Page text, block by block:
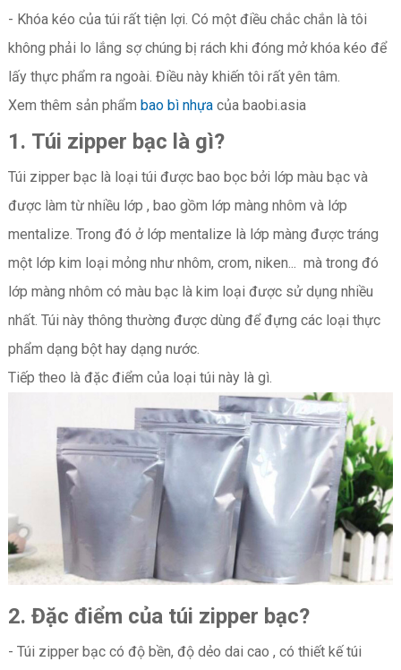
- Khóa kéo của túi rất tiện lợi. Có một điều chắc chắn là tôi
không phải lo lắng sợ chúng bị rách khi đóng mở khóa kéo để
lấy thực phẩm ra ngoài. Điều này khiến tôi rất yên tâm.
Xem thêm sản phẩm bao bì nhựacủa baobi.asia
1. Túi zipper bạc là gì?
Túi zipper bạc là loại túi được bao bọc bởi lớp màu bạc và
được làm từ nhiều lớp , bao gồm lớp màng nhôm và lớp
mentalize. Trong đó ở lớp mentalize là lớp màng được tráng
một lớp kim loại mỏng như nhôm, crom, niken... mà trong đó
lớp màng nhôm có màu bạc là kim loại được sử dụng nhiều
nhất. Túi này thông thường được dùng để đựng các loại thực
phẩm dạng bột hay dạng nước.
Tiếp theo là đặc điểm của loại túi này là gì.
2. Đặc điểm của túi zipper bạc?
- Túi zipper bạc có độ bền, độ dẻo dai cao , có thiết kế túi